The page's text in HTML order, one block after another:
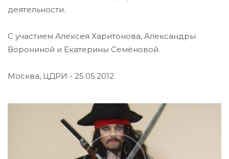
деятельности.
С участием Алексея Харитонова, Александры
Ворониной и Екатерины Семёновой.
Москва, ЦДРИ - 25.05.2012